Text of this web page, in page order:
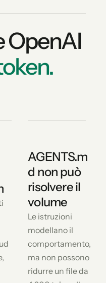
OpenAI
AGENTS.m
d non può
risolvere il
volume
Le istruzioni
modellano il
comportamento,
ma non possono
ridurre un file da